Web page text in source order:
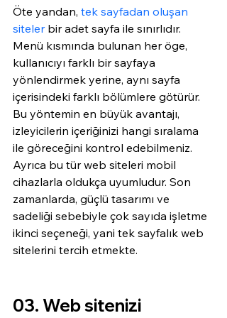
Öte yandan, tek sayfadan oluşan
siteler bir adet sayfa ile sınırlıdır.
Menü kısmında bulunan her öge,
kullanıcıyı farklı bir sayfaya
yönlendirmek yerine, aynı sayfa
içerisindeki farklı bölümlere götürür.
Bu yöntemin en büyük avantajı,
izleyicilerin içeriğinizi hangi sıralama
ile göreceğini kontrol edebilmeniz.
Ayrıca bu tür web siteleri mobil
cihazlarla oldukça uyumludur. Son
zamanlarda, güçlü tasarımı ve
sadeliği sebebiyle çok sayıda işletme
ikinci seçeneği, yani tek sayfalık web
sitelerini tercih etmekte.
03. Web sitenizi